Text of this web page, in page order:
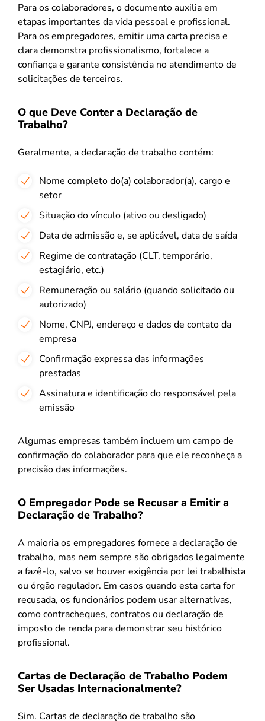
Para os colaboradores, o documento auxilia em
etapas importantes da vida pessoal e profissional.
Para os empregadores, emitir uma carta precisa e
clara demonstra profissionalismo, fortalece a
confiança e garante consistência no atendimento de
solicitações de terceiros.
O que Deve Conter a Declaração de
Trabalho?
Geralmente, a declaração de trabalho contém:
Nome completo do(a) colaborador(a), cargo e
setor
Situação do vínculo (ativo ou desligado)
Data de admissão e, se aplicável, data de saída
Regime de contratação (CLT, temporário,
estagiário, etc.)
Remuneração ou salário (quando solicitado ou
autorizado)
Nome, CNPJ, endereço e dados de contato da
empresa
Confirmação expressa das informações
prestadas
Assinatura e identificação do responsável pela
emissão
Algumas empresas também incluem um campo de
confirmação do colaborador para que ele reconheça a
precisão das informações.
O Empregador Pode se Recusar a Emitir a
Declaração de Trabalho?
A maioria os empregadores fornece a declaração de
trabalho, mas nem sempre são obrigados legalmente
a fazê-lo, salvo se houver exigência por lei trabalhista
ou órgão regulador. Em casos quando esta carta for
recusada, os funcionários podem usar alternativas,
como contracheques, contratos ou declaração de
imposto de renda para demonstrar seu histórico
profissional.
Cartas de Declaração de Trabalho Podem
Ser Usadas Internacionalmente?
Sim. Cartas de declaração de trabalho são